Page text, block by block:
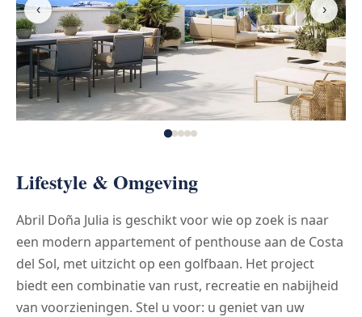
Lifestyle & Omgeving
Abril Doña Julia is geschikt voor wie op zoek is naar
een modern appartement of penthouse aan de Costa
del Sol, met uitzicht op een golfbaan. Het project
biedt een combinatie van rust, recreatie en nabijheid
van voorzieningen. Stel u voor: u geniet van uw
‹ ›